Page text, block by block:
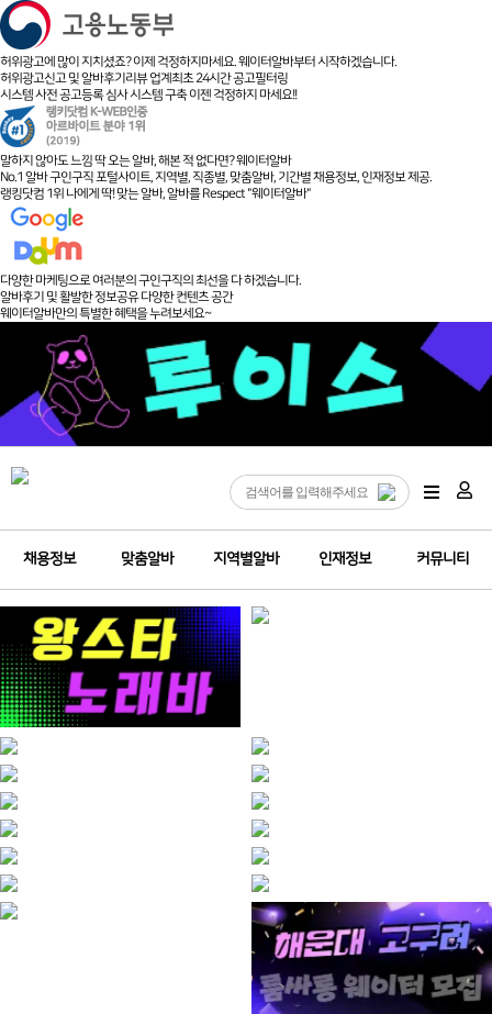
허위광고에 많이 지치셨죠? 이제 걱정하지마세요. 웨이터알바부터 시작하겠습니다.
허위광고신고 및 알바후기리뷰 업계최초 24시간 공고필터링
시스템 사전 공고등록 심사 시스템 구축 이젠 걱정하지 마세요!!
말하지 않아도 느낌 딱 오는 알바, 해본 적 없다면? 웨이터알바
No.1 알바 구인구직 포털사이트, 지역별, 직종별, 맞춤알바, 기간별 채용정보, 인재정보 제공.
랭킹닷컴 1위 나에게 딱! 맞는 알바, 알바를 Respect "웨이터알바"
다양한 마케팅으로 여러분의 구인구직의 최선을 다 하겠습니다.
알바후기 및 활발한 정보공유 다양한 컨텐츠 공간
웨이터알바만의 특별한 혜택을 누려보세요~
채용정보 맞춤알바 지역별알바 인재정보 커뮤니티